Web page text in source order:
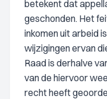
betekent dat
geschonden. Het
inkomen uit arbeid
wijzigingen ervan
Raad is derhalve
van de hiervoor
recht heeft